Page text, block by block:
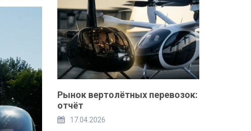
Рынок вертолётных перевозок:
отчёт
17.04.2026